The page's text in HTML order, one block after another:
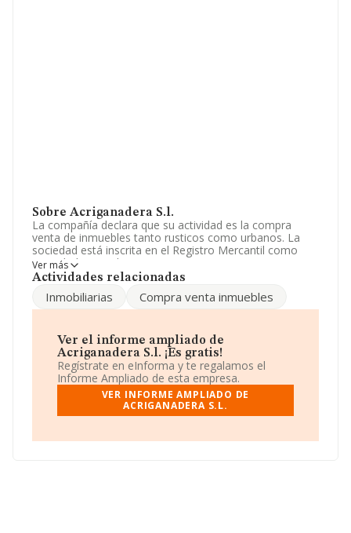
Sobre Acriganadera S.l.
La compañía declara que su actividad es la compra
venta de inmuebles tanto rusticos como urbanos. La
sociedad está inscrita en el Registro Mercantil como
Sociedad Limitada. Tiene CNAE: 6812 - '%cnae%'. No
realiza actividad de importación y/o exportación.
La empresa españolaAcriganadera S.L, NIF
B83449678, tiene domicilio fiscal en Calle De Nuestra
Esteruelas, Madrid.
Con los datos a disposición de INFORMA sobre 231.218
empresas pertenecientes al sector, la facturación en el
ámbito nacional alcanza los 29.817 millones de euros y
el promedio de la facturación de ventas entre todas las
compañías asciende a los 128 mil euros. En relación con
datos INFORMA constan 39467 empresas, cuyas ventas
Ver más
Actividades relacionadas
Inmobiliarias Compra venta inmuebles
Ver el informe ampliado de
Acriganadera S.l. ¡Es gratis!
Regístrate en eInforma y te regalamos el
Informe Ampliado de esta empresa.
VER INFORME AMPLIADO DE
ACRIGANADERA S.L.